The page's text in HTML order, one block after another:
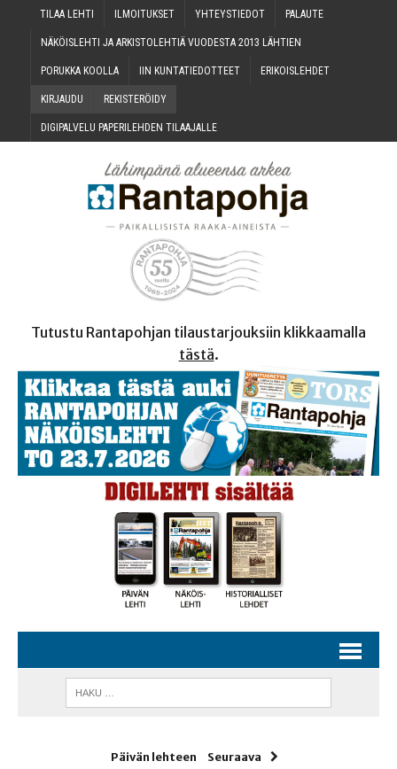
TILAA LEH­TI ILMOI­TUK­SET YHTEYS­TIE­DOT PALAU­TE
NÄKÖIS­LEH­TI JA ARKIS­TO­LEH­TIÄ VUO­DES­TA 2013 LÄHTIEN
PORUK­KA KOOLLA IIN KUN­TA­TIE­DOT­TEET ERI­KOIS­LEH­DET
KIR­JAU­DU REKIS­TE­RÖI­DY
DIGI­PAL­VE­LU PAPE­RI­LEH­DEN TILAAJALLE
Tutustu Rantapohjan tilaustarjouksiin klikkaamalla
tästä.
Päivän lehteen Seuraava